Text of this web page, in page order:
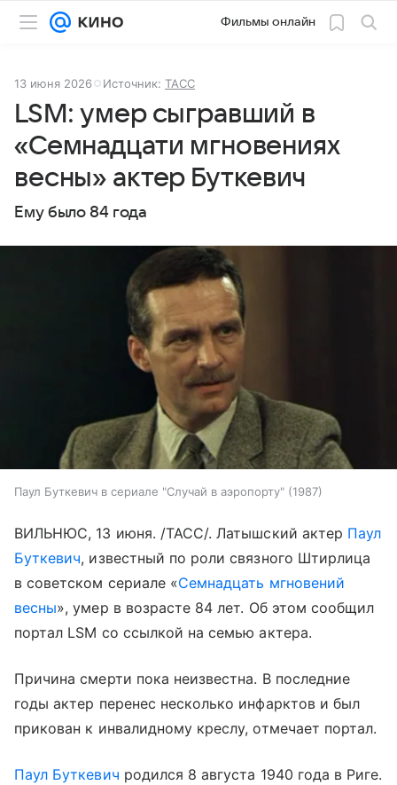
Фильмы онлайн
13 июня 2026 Источник: ТАСС
LSM: умер сыгравший в
«Семнадцати мгновениях
весны» актер Буткевич
Ему было 84 года
Паул Буткевич в сериале "Случай в аэропорту" (1987)
ВИЛЬНЮС, 13 июня. /ТАСС/. Латышский актер Паул
Буткевич, известный по роли связного Штирлица
в советском сериале «Семнадцать мгновений
весны», умер в возрасте 84 лет. Об этом сообщил
портал LSM со ссылкой на семью актера.
Причина смерти пока неизвестна. В последние
годы актер перенес несколько инфарктов и был
прикован к инвалидному креслу, отмечает портал.
Паул Буткевич родился 8 августа 1940 года в Риге.